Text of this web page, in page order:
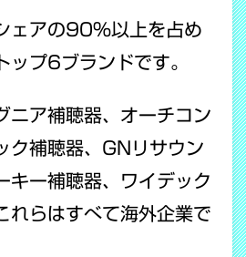
アの90％以上を占め
ップ6ブランドです。
ニア補聴器、オーチコン
ク補聴器、GNリサウン
キー補聴器、ワイデック
れらはすべて海外企業で